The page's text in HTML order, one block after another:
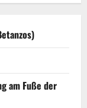
am Fuße der